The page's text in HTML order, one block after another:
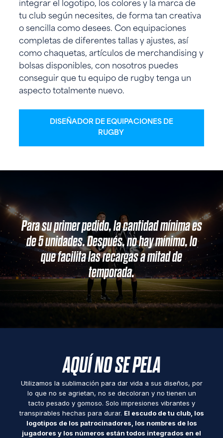
integrar el logotipo, los colores y la marca de
tu club según necesites, de forma tan creativa
o sencilla como desees. Con equipaciones
completas de diferentes tallas y ajustes, así
como chaquetas, artículos de merchandising y
bolsas disponibles, con nosotros puedes
conseguir que tu equipo de rugby tenga un
aspecto totalmente nuevo.
DISEÑADOR DE EQUIPACIONES DE
RUGBY
Para su primer pedido, la cantidad mínima es
de 5 unidades. Después, no hay mínimo, lo
que facilita las recargas a mitad de
temporada.
AQUÍ NO SE PELA
Utilizamos la sublimación para dar vida a sus diseños, por
lo que no se agrietan, no se decoloran y no tienen un
tacto pesado y gomoso. Solo impresiones vibrantes y
transpirables hechas para durar. El escudo de tu club, los
logotipos de los patrocinadores, los nombres de los
jugadores y los números están todos integrados en el